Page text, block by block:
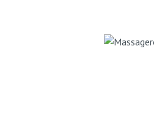
Bildergalerie überspringen